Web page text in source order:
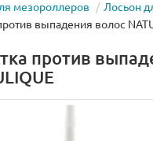
мезороллеров
Лосьон
выпадения волос
против